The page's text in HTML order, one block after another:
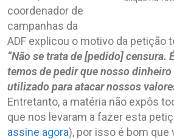
coordenador de
campanhas da
ADF explicou o motivo da petição
“Não se trata de [pedido] censura.
temos de pedir que nosso dinheiro
utilizado para atacar nossos
Entretanto, a matéria não expôs
que nos levaram a fazer esta
assine agora), por isso é bom que